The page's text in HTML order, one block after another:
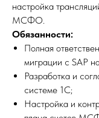
настройка
МСФО.
Обязанности:
Полная
миграции с SAP
Разработка и
системе 1С;
Настройка и